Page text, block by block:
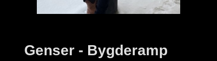
Genser - Bygderamp